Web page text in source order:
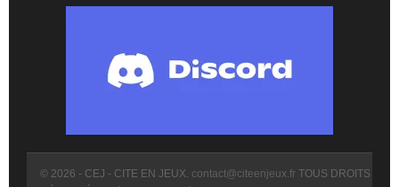
© 2026 - CEJ - CITE EN JEUX. contact@citeenjeux.fr TOUS DROITS